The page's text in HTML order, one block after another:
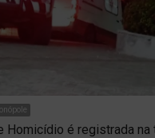
Homicídio é registrada na